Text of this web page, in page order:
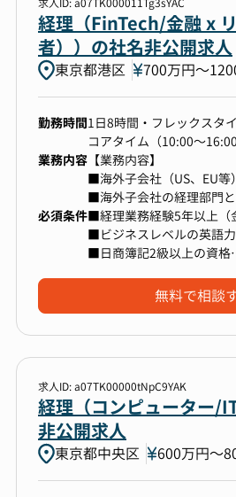
求人ID: a07TK000011Tg3sYAC
経理（FinTech/金融 x
者））の社名非公開求人
東京都港区 700万円〜
勤務時間1日8時間・フレックスタ
コアタイム（10:00～16:00
業務内容 【業務内容】
■海外子会社（US、EU等
■海外子会社の経理部門
■会計監査（日本／海外
■海外子会社における経理
■管理会計や財務レポー
変更の範囲：全ての業務
必須条件■経理業務経験5年以上（
■ビジネスレベルの英語力
■日商簿記2級以上の資格
■会計ソフトおよびExcel
無料で相談
求人ID: a07TK00000tNpC9YAK
経理（コンピューター/
非公開求人
東京都中央区 600万円〜